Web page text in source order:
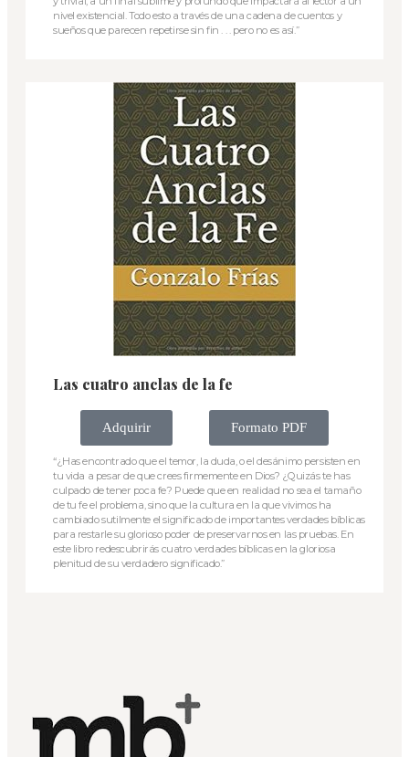
nivel existencial. Todo esto a través de una cadena de cuentos y
sueños que parecen repetirse sin fin . . . pero no es así.”
Las cuatro anclas de la fe
Adquirir Formato PDF
“¿Has encontrado que el temor, la duda, o el desánimo persisten en
tu vida a pesar de que crees firmemente en Dios? ¿Quizás te has
culpado de tener poca fe? Puede que en realidad no sea el tamaño
de tu fe el problema, sino que la cultura en la que vivimos ha
cambiado sutilmente el significado de importantes verdades bíblicas
para restarle su glorioso poder de preservarnos en las pruebas. En
este libro redescubrirás cuatro verdades bíblicas en la gloriosa
plenitud de su verdadero significado.”